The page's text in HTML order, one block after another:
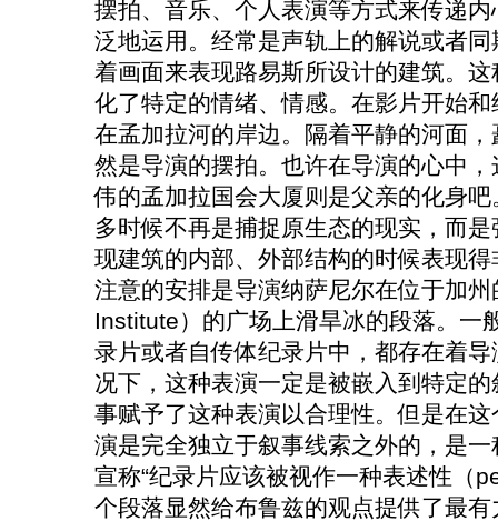
摆拍、音乐、个人表演等方式来传递
泛地运用。经常是声轨上的解说或者
着画面来表现路易斯所设计的建筑。
化了特定的情绪、情感。在影片开始
在孟加拉河的岸边。隔着平静的河面
然是导演的摆拍。也许在导演的心中
伟的孟加拉国会大厦则是父亲的化身
多时候不再是捕捉原生态的现实，而
现建筑的内部、外部结构的时候表现
注意的安排是导演纳萨尼尔在位于加
Institute）的广场上滑旱冰的段落。一
录片或者自传体纪录片中，都存在着
况下，这种表演一定是被嵌入到特定
事赋予了这种表演以合理性。但是在
演是完全独立于叙事线索之外的，是
宣称“纪录片应该被视作一种表述性（
个段落显然给布鲁兹的观点提供了最